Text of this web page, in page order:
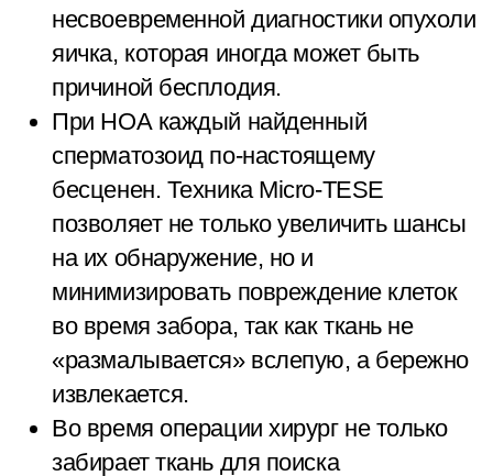
несвоевременной диагностики опухоли
яичка, которая иногда может быть
причиной бесплодия.
При НОА каждый найденный
сперматозоид по-настоящему
бесценен. Техника Micro-TESE
позволяет не только увеличить шансы
на их обнаружение, но и
минимизировать повреждение клеток
во время забора, так как ткань не
«размалывается» вслепую, а бережно
извлекается.
Во время операции хирург не только
забирает ткань для поиска